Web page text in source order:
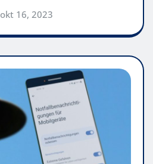
okt 16, 2023